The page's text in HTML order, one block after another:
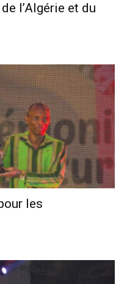
l’Algérie et du
les